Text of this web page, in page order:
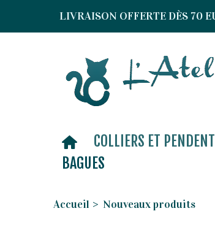
LIVRAISON OFFERTE DÈS 70
COLLIERS ET
BAGUES
Accueil > Nouveaux produits